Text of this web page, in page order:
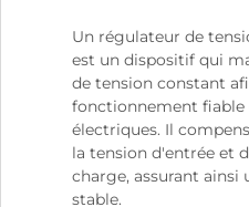
Un régulateur de
est un dispositif qui
de tension constant
fonctionnement fiable
électriques. Il
la tension d'entrée et
charge, assurant
stable.